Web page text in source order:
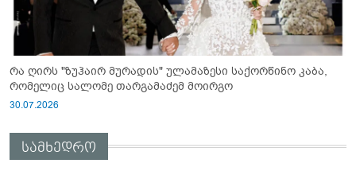
რა ღირს "ზუჰაირ მურადის" ულამაზესი საქორწინო კაბა,
რომელიც სალომე თარგამაძემ მოირგო
30.07.2026
სამხედრო